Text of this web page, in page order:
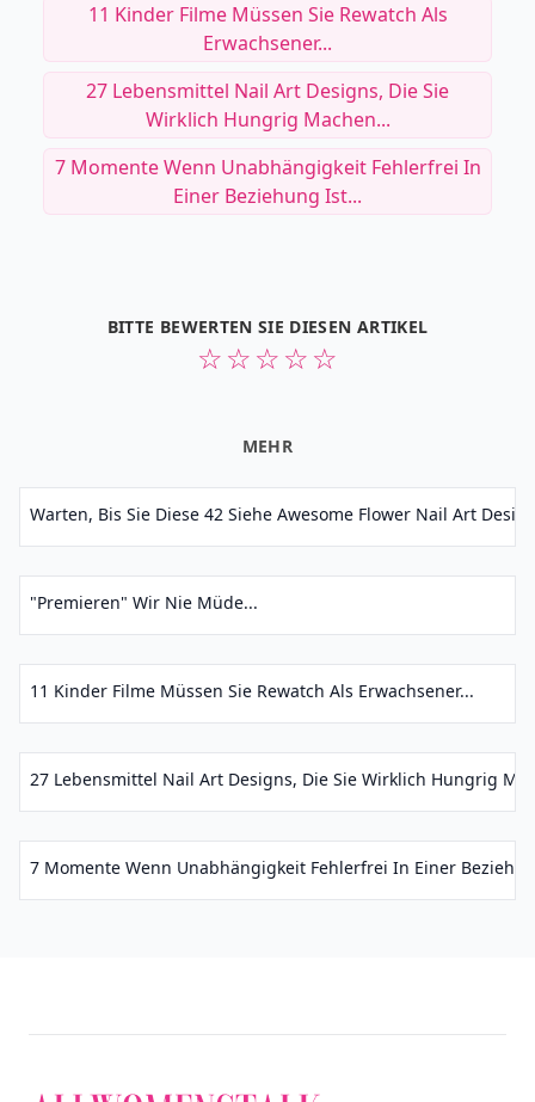
11 Kinder Filme Müssen Sie Rewatch Als
Erwachsener...
27 Lebensmittel Nail Art Designs, Die Sie
Wirklich Hungrig Machen...
7 Momente Wenn Unabhängigkeit Fehlerfrei In
Einer Beziehung Ist...
BITTE BEWERTEN SIE DIESEN ARTIKEL
☆
☆
☆
☆
☆
MEHR
Warten, Bis Sie Diese 42 Siehe Awesome Flower Nail Art
"Premieren" Wir Nie Müde...
11 Kinder Filme Müssen Sie Rewatch Als Erwachsener...
27 Lebensmittel Nail Art Designs, Die Sie Wirklich Hungrig
7 Momente Wenn Unabhängigkeit Fehlerfrei In Einer